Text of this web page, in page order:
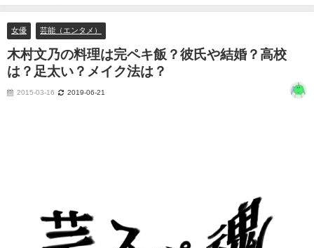
婚？高校は？足太い？メイク法は？
女優 芸能（エンタメ）
木村文乃の料理は完ペキ飯？彼氏や結婚？高校
は？足太い？メイク法は？
2015-03-16 2019-06-21